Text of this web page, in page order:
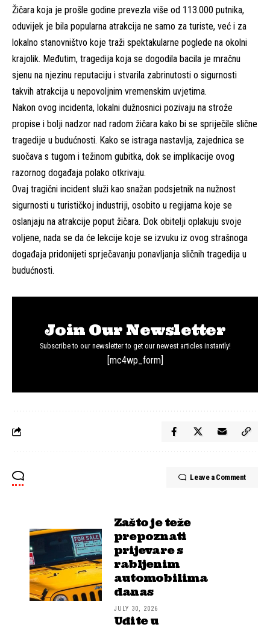
Žičara koja je prošle godine prevezla više od 113.000 putnika,
oduvijek je bila popularna atrakcija ne samo za turiste, već i za
lokalno stanovništvo koje traži spektakularne poglede na okolni
krajolik. Međutim, tragedija koja se dogodila bacila je mračnu
sjenu na njezinu reputaciju i stvarila zabrinutosti o sigurnosti
takvih atrakcija u nepovoljnim vremenskim uvjetima.
Nakon ovog incidenta, lokalni dužnosnici pozivaju na strože
propise i bolji nadzor nad radom žičara kako bi se spriječile slične
tragedije u budućnosti. Kako se istraga nastavlja, zajednica se
suočava s tugom i težinom gubitka, dok se implikacije ovog
razornog događaja polako otkrivaju.
Ovaj tragični incident služi kao snažan podsjetnik na nužnost
sigurnosti u turističkoj industriji, osobito u regijama koje se
oslanjaju na atrakcije poput žičara. Dok obitelji oplakuju svoje
voljene, nada se da će lekcije koje se izvuku iz ovog strašnoga
događaja pridonijeti sprječavanju ponavljanja sličnih tragedija u
budućnosti.
Join Our Newsletter
Subscribe to our newsletter to get our newest articles instantly!
[mc4wp_form]
Leave a Comment
Zašto je teže
prepoznati
prijevare s
rabljenim
automobilima
danas
JULY 30, 2026
Uđite u